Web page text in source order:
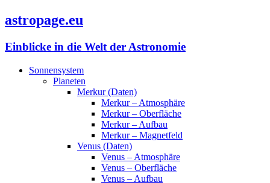
astropage.eu
Einblicke in die Welt der Astronomie
Sonnensystem
Planeten
Merkur (Daten)
Merkur – Atmosphäre
Merkur – Oberfläche
Merkur – Aufbau
Merkur – Magnetfeld
Venus (Daten)
Venus – Atmosphäre
Venus – Oberfläche
Venus – Aufbau